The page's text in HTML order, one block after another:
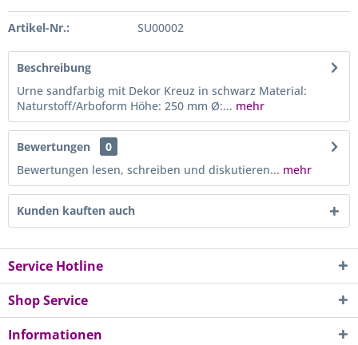
Artikel-Nr.: SU00002
Beschreibung
Urne sandfarbig mit Dekor Kreuz in schwarz Material:
Naturstoff/Arboform Höhe: 250 mm Ø:... mehr
Bewertungen
0
Bewertungen lesen, schreiben und diskutieren... mehr
Kunden kauften auch
Service Hotline
Shop Service
Informationen